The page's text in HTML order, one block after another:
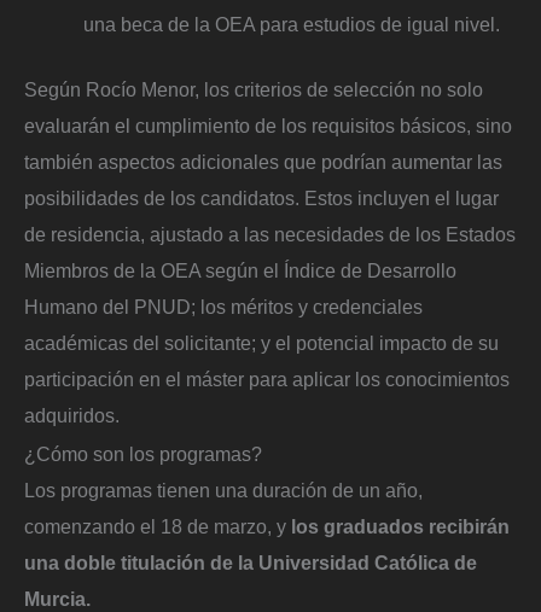
una beca de la OEA para estudios de igual nivel.
Según Rocío Menor, los criterios de selección no solo
evaluarán el cumplimiento de los requisitos básicos, sino
también aspectos adicionales que podrían aumentar las
posibilidades de los candidatos. Estos incluyen el lugar
de residencia, ajustado a las necesidades de los Estados
Miembros de la OEA según el Índice de Desarrollo
Humano del PNUD; los méritos y credenciales
académicas del solicitante; y el potencial impacto de su
participación en el máster para aplicar los conocimientos
adquiridos.
¿Cómo son los programas?
Los programas tienen una duración de un año,
comenzando el 18 de marzo, y los graduados recibirán
una doble titulación de la Universidad Católica de
Murcia.